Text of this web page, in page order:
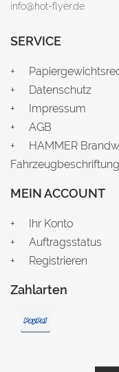
info@hot-flyer.de
SERVICE
Datenschutz
Impressum
AGB
HAMMER
MEIN ACCOUNT
Ihr Konto
Auftragsstatus
Registrieren
Zahlarten